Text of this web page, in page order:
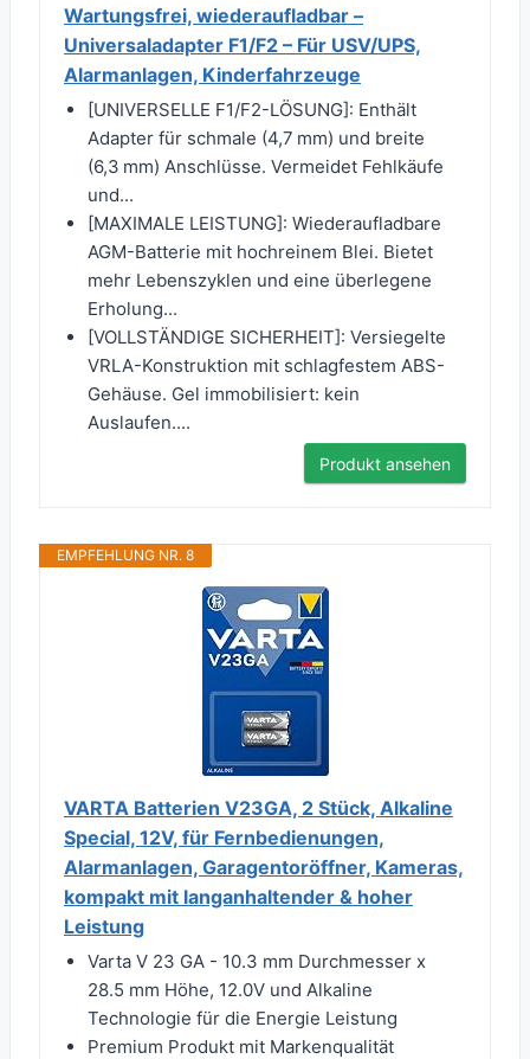
Wartungsfrei, wiederaufladbar –
Universaladapter F1/F2 – Für USV/UPS,
Alarmanlagen, Kinderfahrzeuge
[UNIVERSELLE F1/F2-LÖSUNG]: Enthält
Adapter für schmale (4,7 mm) und breite
(6,3 mm) Anschlüsse. Vermeidet Fehlkäufe
und...
[MAXIMALE LEISTUNG]: Wiederaufladbare
AGM-Batterie mit hochreinem Blei. Bietet
mehr Lebenszyklen und eine überlegene
Erholung...
[VOLLSTÄNDIGE SICHERHEIT]: Versiegelte
VRLA-Konstruktion mit schlagfestem ABS-
Gehäuse. Gel immobilisiert: kein
Auslaufen....
Produkt ansehen
EMPFEHLUNG NR. 8
VARTA Batterien V23GA, 2 Stück, Alkaline
Special, 12V, für Fernbedienungen,
Alarmanlagen, Garagentoröffner, Kameras,
kompakt mit langanhaltender & hoher
Leistung
Varta V 23 GA - 10.3 mm Durchmesser x
28.5 mm Höhe, 12.0V und Alkaline
Technologie für die Energie Leistung
Premium Produkt mit Markenqualität